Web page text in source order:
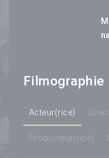
Filmographie
Acteur(rice)
Producteur(rice)